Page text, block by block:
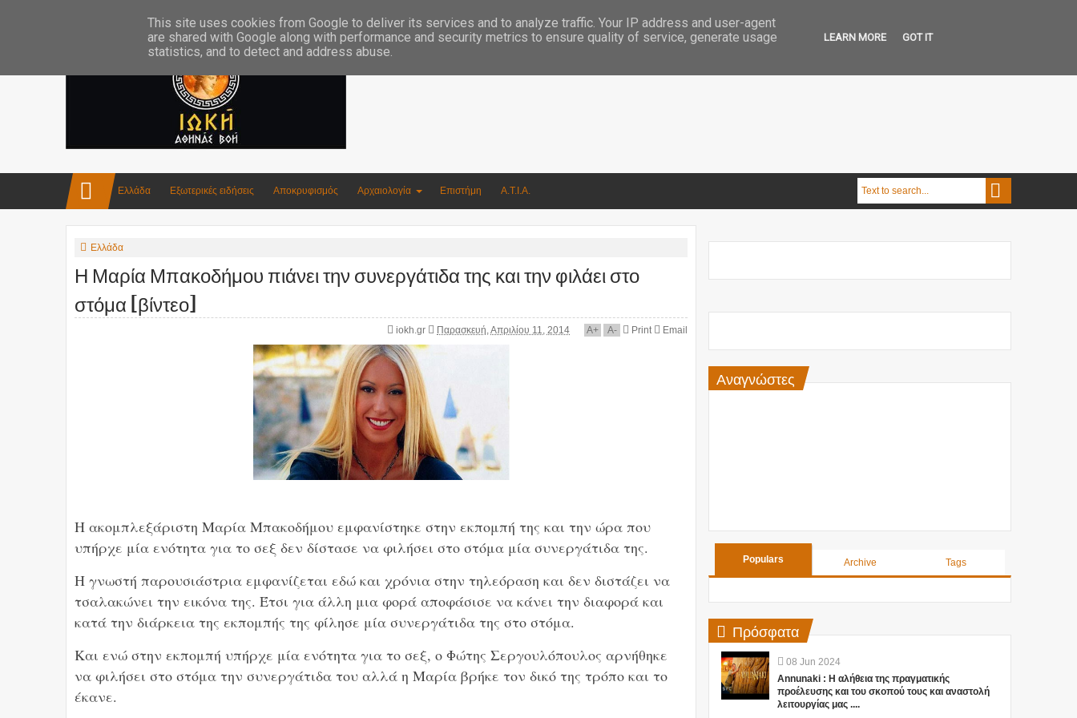
Ελλάδα Εξωτερικές ειδήσεις Αποκρυφισμός Αρχαιολογία Επιστήμη Α.Τ.Ι.Α.
Ελλάδα
Η Μαρία Μπακοδήμου πιάνει την συνεργάτιδα της και την φιλάει στο
στόμα [βίντεο]
iokh.gr Παρασκευή, Απριλίου 11, 2014 A+ A- Print Email
Η ακομπλεξάριστη Μαρία Μπακοδήμου εμφανίστηκε στην εκπομπή της και την ώρα που
υπήρχε μία ενότητα για το σεξ δεν δίστασε να φιλήσει στο στόμα μία συνεργάτιδα της.
Η γνωστή παρουσιάστρια εμφανίζεται εδώ και χρόνια στην τηλεόραση και δεν διστάζει να
τσαλακώνει την εικόνα της. Έτσι για άλλη μια φορά αποφάσισε να κάνει την διαφορά και
κατά την διάρκεια της εκπομπής της φίλησε μία συνεργάτιδα της στο στόμα.
Και ενώ στην εκπομπή υπήρχε μία ενότητα για το σεξ, ο Φώτης Σεργουλόπουλος αρνήθηκε
να φιλήσει στο στόμα την συνεργάτιδα του αλλά η Μαρία βρήκε τον δικό της τρόπο και το
έκανε.
Αναγνώστες
Populars Archive Tags
Πρόσφατα
08 Jun 2024
Annunaki : Η αλήθεια της πραγματικής
προέλευσης και του σκοπού τους και αναστολή
λειτουργίας μας ....
This site uses cookies from Google to deliver its services and to analyze traffic. Your IP address and user-agent
are shared with Google along with performance and security metrics to ensure quality of service, generate usage
statistics, and to detect and address abuse.
LEARN MORE GOT IT